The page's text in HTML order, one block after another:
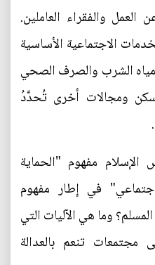
والفقراء العاملين.
الاجتماعية الأساسية
الشرب والصرف الصحي
ومجالات أخرى تُحدَّدُ
مفهوم "الحماية
في إطار مفهوم
وما هي الآليات التي
مجتمعات تنعم بالعدالة